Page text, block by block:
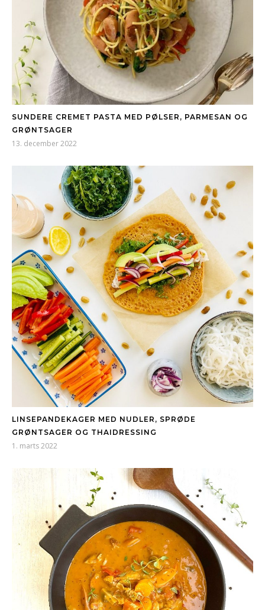
SUNDERE CREMET PASTA MED PØLSER, PARMESAN OG
GRØNTSAGER
13. december 2022
LINSEPANDEKAGER MED NUDLER, SPRØDE
GRØNTSAGER OG THAIDRESSING
1. marts 2022